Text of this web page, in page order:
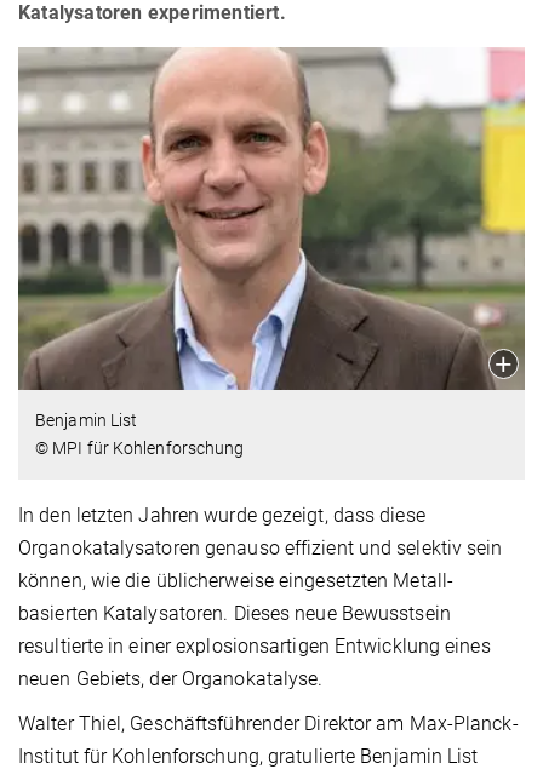
Katalysatoren experimentiert.
Benjamin List
© MPI für Kohlenforschung
In den letzten Jahren wurde gezeigt, dass diese
Organokatalysatoren genauso effizient und selektiv sein
können, wie die üblicherweise eingesetzten Metall-
basierten Katalysatoren. Dieses neue Bewusstsein
resultierte in einer explosionsartigen Entwicklung eines
neuen Gebiets, der Organokatalyse.
Walter Thiel, Geschäftsführender Direktor am Max-Planck-
Institut für Kohlenforschung, gratulierte Benjamin List